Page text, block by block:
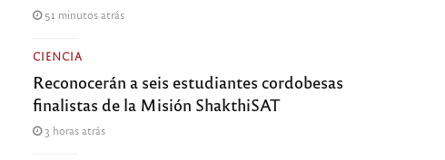
51 minutos atrás
CIENCIA
Reconocerán a seis estudiantes cordobesas
finalistas de la Misión ShakthiSAT
3 horas atrás